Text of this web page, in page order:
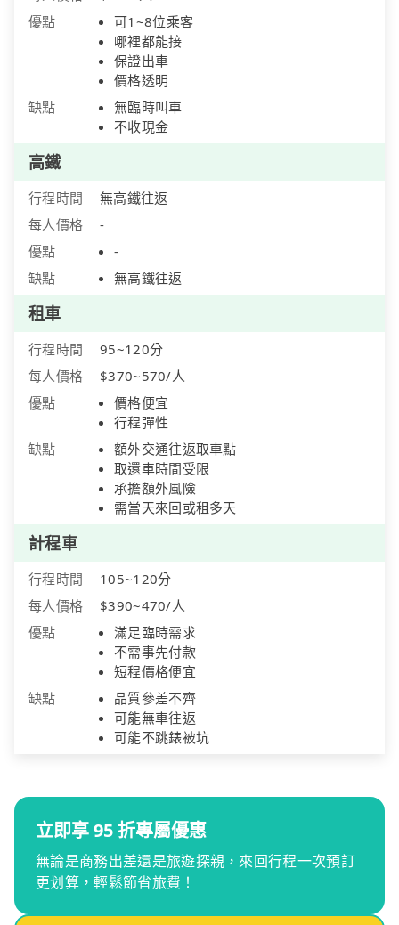
優點
可1~8位乘客
哪裡都能接
保證出車
價格透明
缺點
無臨時叫車
不收現金
高鐵
行程時間
無高鐵往返
每人價格
-
優點
-
缺點
無高鐵往返
租車
行程時間
95~120分
每人價格
$370~570/人
優點
價格便宜
行程彈性
缺點
額外交通往返取車點
取還車時間受限
承擔額外風險
需當天來回或租多天
計程車
行程時間
105~120分
每人價格
$390~470/人
優點
滿足臨時需求
不需事先付款
短程價格便宜
缺點
品質參差不齊
可能無車往返
可能不跳錶被坑
立即享 95 折專屬優惠
無論是商務出差還是旅遊探親，來回行程一次預訂
更划算，輕鬆節省旅費！